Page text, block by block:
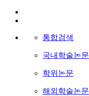
통합검색
국내학술논문
학위논문
해외학술논문